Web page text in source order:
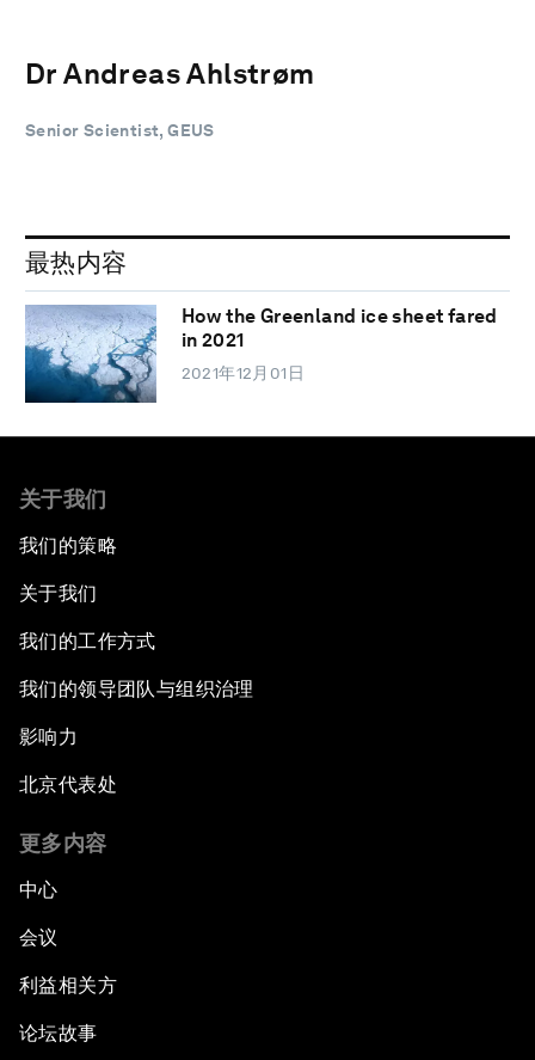
Dr Andreas Ahlstrøm
Senior Scientist, GEUS
最热内容
How the Greenland ice sheet fared
in 2021
2021年12月01日
关于我们
我们的策略
关于我们
我们的工作方式
我们的领导团队与组织治理
影响力
北京代表处
更多内容
中心
会议
利益相关方
论坛故事